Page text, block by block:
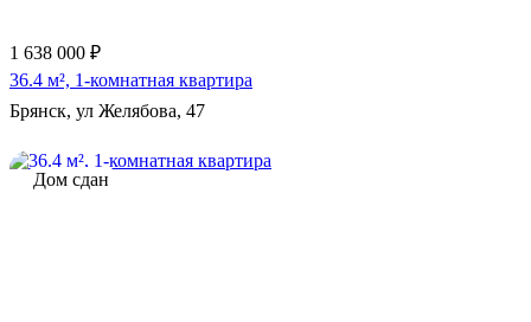
1 638 000 ₽
36.4 м², 1-комнатная квартира
Брянск, ул Желябова, 47
Дом сдан